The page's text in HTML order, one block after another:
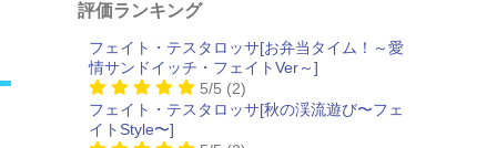
評価ランキング
フェイト・テスタロッサ[お弁当タイム！～愛
情サンドイッチ・フェイトVer～]
5/5 (2)
フェイト・テスタロッサ[秋の渓流遊び〜フェ
イトStyle〜]